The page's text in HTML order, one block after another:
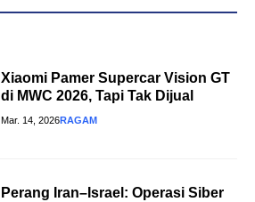
Xiaomi Pamer Supercar Vision GT
di MWC 2026, Tapi Tak Dijual
Mar. 14, 2026RAGAM
Perang Iran–Israel: Operasi Siber